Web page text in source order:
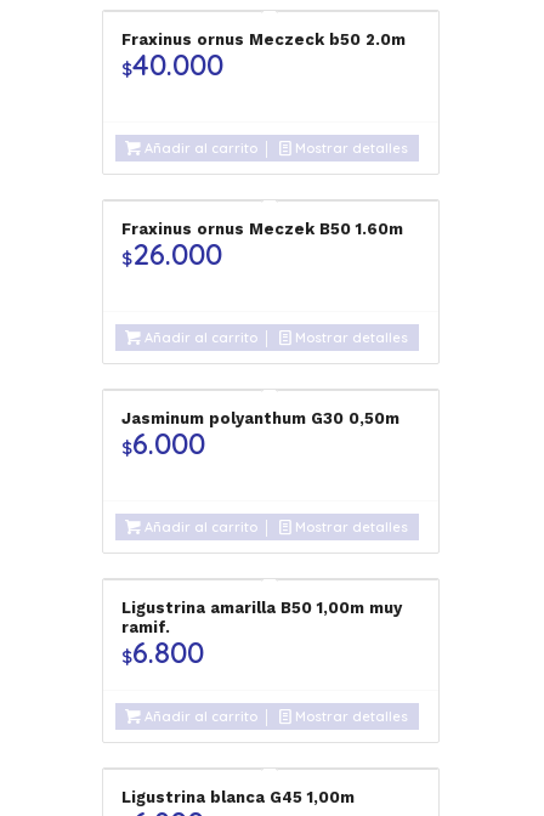
Fraxinus ornus Meczeck b50 2.0m
$40.000
Añadir al carrito Mostrar detalles
Fraxinus ornus Meczek B50 1.60m
$26.000
Añadir al carrito Mostrar detalles
Jasminum polyanthum G30 0,50m
$6.000
Añadir al carrito Mostrar detalles
Ligustrina amarilla B50 1,00m muy
ramif.
$6.800
Añadir al carrito Mostrar detalles
Ligustrina blanca G45 1,00m